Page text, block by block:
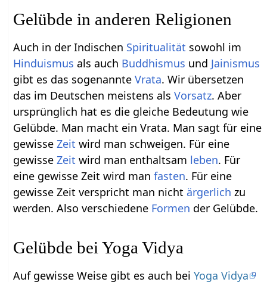
Gelübde in anderen Religionen
Auch in der Indischen Spiritualität sowohl im
Hinduismus als auch Buddhismus und Jainismus
gibt es das sogenannteVrata. Wir übersetzen
das im Deutschen meistens alsVorsatz. Aber
ursprünglich hat es die gleiche Bedeutung wie
Gelübde. Man macht ein Vrata. Man sagt für eine
gewisseZeit wird man schweigen. Für eine
gewisseZeit wird man enthaltsam leben. Für
eine gewisse Zeit wird manfasten. Für eine
gewisse Zeit verspricht man nicht ärgerlich zu
werden. Also verschiedene Formen der Gelübde.
Gelübde bei Yoga Vidya
Auf gewisse Weise gibt es auch beiYoga Vidya